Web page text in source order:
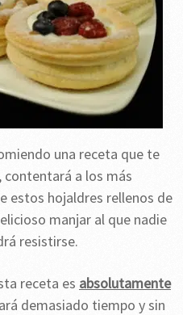
una receta que te
a los más
estos hojaldres rellenos de
manjar al que nadie
resistirse.
receta es absolutamente
demasiado tiempo y sin